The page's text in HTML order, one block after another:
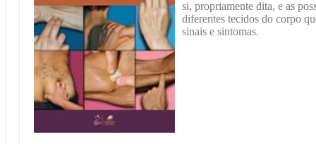
si, propriamente dita, e as
diferentes tecidos do corpo
sinais e sintomas.